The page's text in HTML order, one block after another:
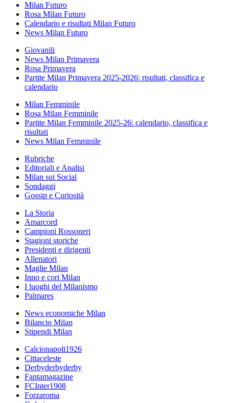
Milan Futuro
Rosa Milan Futuro
Calendario e risultati Milan Futuro
News Milan Futuro
Giovanili
News Milan Primavera
Rosa Primavera
Partite Milan Primavera 2025-2026: risultati, classifica e
calendario
Milan Femminile
Rosa Milan Femminile
Partite Milan Femminile 2025-26: calendario, classifica e
risultati
News Milan Femminile
Rubriche
Editoriali e Analisi
Milan sui Social
Sondaggi
Gossip e Curiosità
La Storia
Amarcord
Campioni Rossoneri
Stagioni storiche
Presidenti e dirigenti
Allenatori
Maglie Milan
Inno e cori Milan
I luoghi del Milanismo
Palmares
News economiche Milan
Bilancio Milan
Stipendi Milan
Calcionapoli1926
Cittaceleste
Derbyderbyderby
Fantamagazine
FCInter1908
Forzaroma